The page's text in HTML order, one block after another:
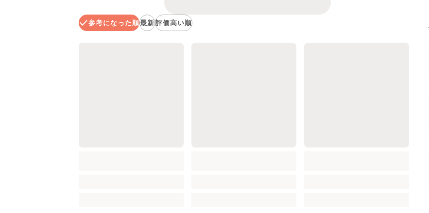
参考になった順最新評価高い順